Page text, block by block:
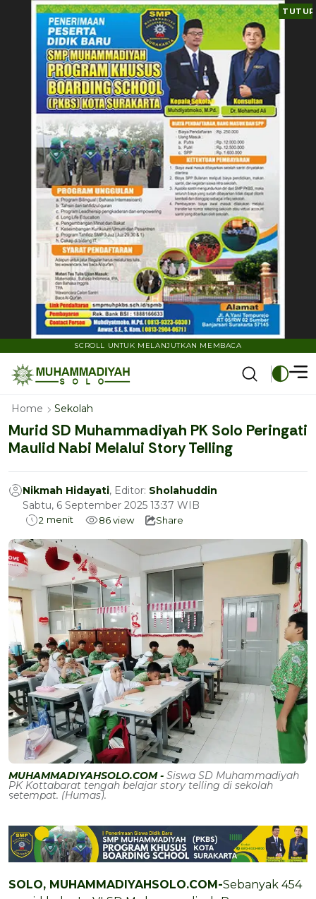
TUTUP
SCROLL UNTUK MELANJUTKAN MEMBACA
Home Sekolah
Murid SD Muhammadiyah PK Solo Peringati
Maulid Nabi Melalui Story Telling
Nikmah Hidayati, Editor: Sholahuddin
Sabtu, 6 September 2025 13:37 WIB
2 menit 86view Share
MUHAMMADIYAHSOLO.COM - Siswa SD Muhammadiyah
PK Kottabarat tengah belajar story telling di sekolah
setempat. (Humas).
SOLO, MUHAMMADIYAHSOLO.COM-Sebanyak 454